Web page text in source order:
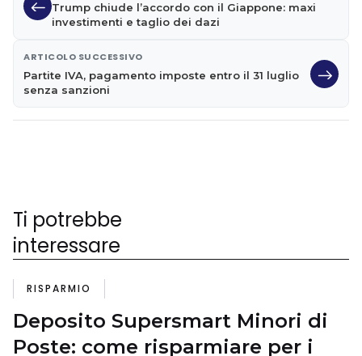
Trump chiude l’accordo con il Giappone: maxi
investimenti e taglio dei dazi
ARTICOLO SUCCESSIVO
Partite IVA, pagamento imposte entro il 31 luglio
senza sanzioni
Ti potrebbe
interessare
RISPARMIO
Deposito Supersmart Minori di
Poste: come risparmiare per i